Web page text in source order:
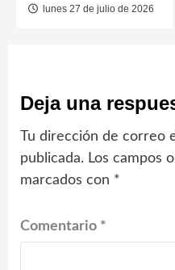
lunes 27 de julio de 2026
Deja una
Tu dirección de correo
publicada. Los campos
marcados con *
Comentario *